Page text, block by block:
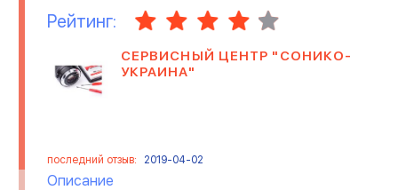
Рейтинг:
СЕРВИСНЫЙ ЦЕНТР "СОНИКО-
УКРАИНА"
последний отзыв: 2019-04-02
Описание